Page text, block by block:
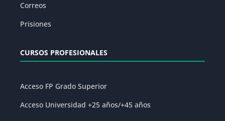
Correos
Prisiones
CURSOS PROFESIONALES
Acceso FP Grado Superior
Acceso Universidad +25 años/+45 años